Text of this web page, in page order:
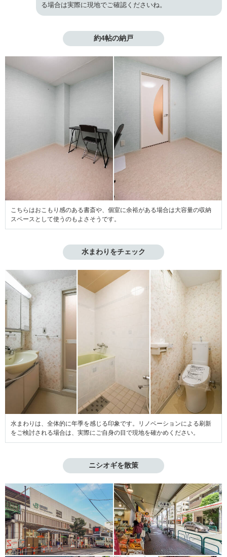
る場合は実際に現地でご確認くださいね。
約4帖の納戸
こちらはおこもり感のある書斎や、個室に余裕がある場合は大容量の収納
スペースとして使うのもよさそうです。
水まわりをチェック
水まわりは、全体的に年季を感じる印象です。リノベーションによる刷新
をご検討される場合は、実際にご自身の目で現地を確かめください。
ニシオギを散策